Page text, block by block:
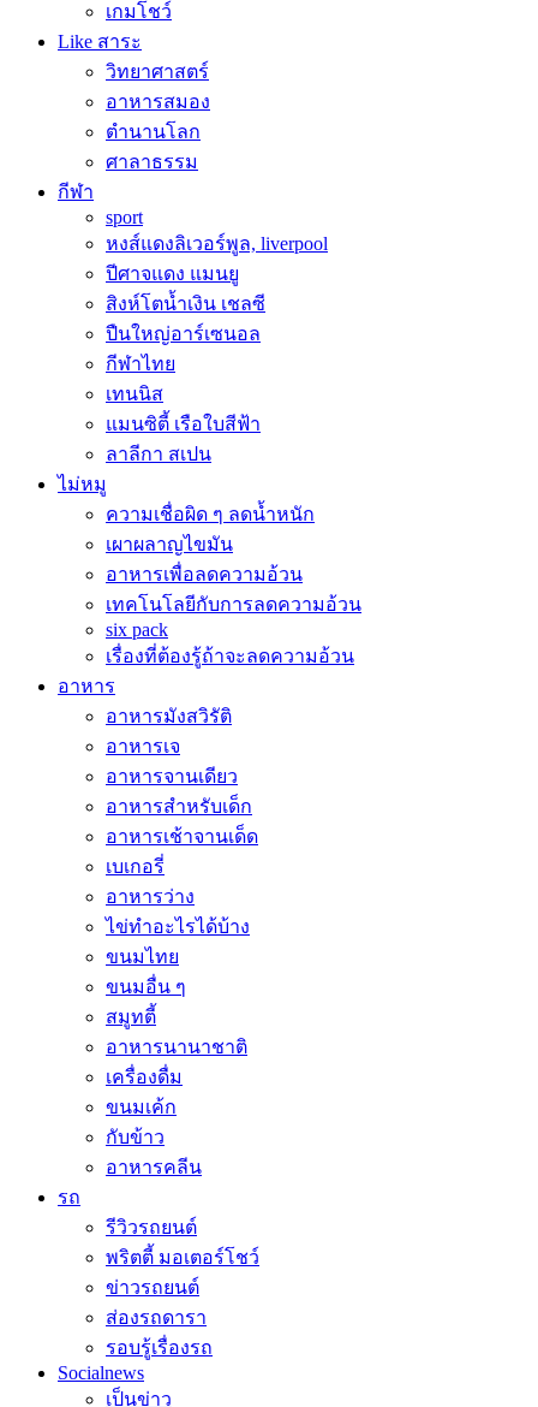
เกมโชว์
Like สาระ
วิทยาศาสตร์
อาหารสมอง
ตำนานโลก
ศาลาธรรม
กีฬา
sport
หงส์แดงลิเวอร์พูล, liverpool
ปีศาจแดง แมนยู
สิงห์โตน้ำเงิน เชลซี
ปืนใหญ่อาร์เซนอล
กีฬาไทย
เทนนิส
แมนซิตี้ เรือใบสีฟ้า
ลาลีกา สเปน
ไม่หมู
ความเชื่อผิด ๆ ลดน้ำหนัก
เผาผลาญไขมัน
อาหารเพื่อลดความอ้วน
เทคโนโลยีกับการลดความอ้วน
six pack
เรื่องที่ต้องรู้ถ้าจะลดความอ้วน
อาหาร
อาหารมังสวิรัติ
อาหารเจ
อาหารจานเดียว
อาหารสำหรับเด็ก
อาหารเช้าจานเด็ด
เบเกอรี่
อาหารว่าง
ไข่ทำอะไรได้บ้าง
ขนมไทย
ขนมอื่น ๆ
สมูทตี้
อาหารนานาชาติ
เครื่องดื่ม
ขนมเค้ก
กับข้าว
อาหารคลีน
รถ
รีวิวรถยนต์
พริตตี้ มอเตอร์โชว์
ข่าวรถยนต์
ส่องรถดารา
รอบรู้เรื่องรถ
Socialnews
เป็นข่าว